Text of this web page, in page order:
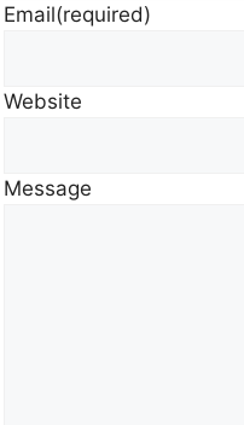
Email(required)
Website
Message